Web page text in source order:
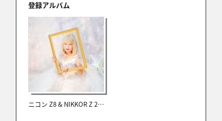
登録アルバム
ニコン Z8 & NIKKOR Z 24-70mm f/2.8 S II レビュー